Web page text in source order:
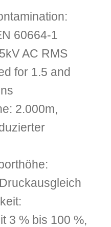
60664-1
AC RMS
for 1.5 and
2.000m,
3 % bis 100 %,